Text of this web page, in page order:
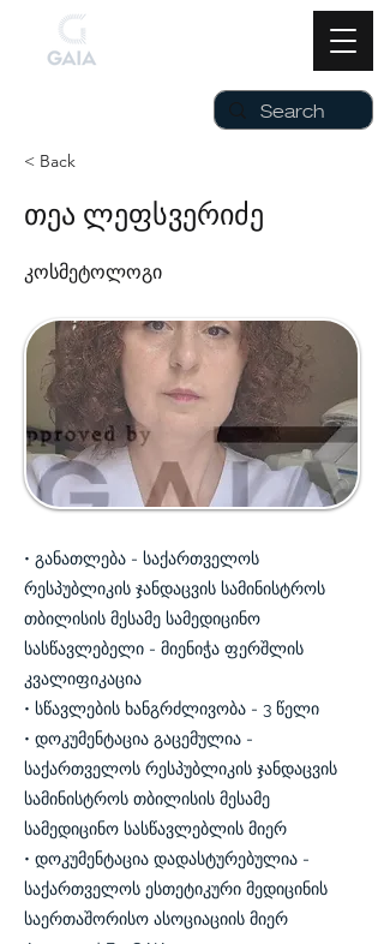
< Back
თეა ლეფსვერიძე
კოსმეტოლოგი
• განათლება - საქართველოს
რესპუბლიკის ჯანდაცვის სამინისტროს
თბილისის მესამე სამედიცინო
სასწავლებელი - მიენიჭა ფერშლის
კვალიფიკაცია
• სწავლების ხანგრძლივობა - 3 წელი
• დოკუმენტაცია გაცემულია -
საქართველოს რესპუბლიკის ჯანდაცვის
სამინისტროს თბილისის მესამე
სამედიცინო სასწავლებლის მიერ
• დოკუმენტაცია დადასტურებულია -
საქართველოს ესთეტიკური მედიცინის
საერთაშორისო ასოციაციის მიერ